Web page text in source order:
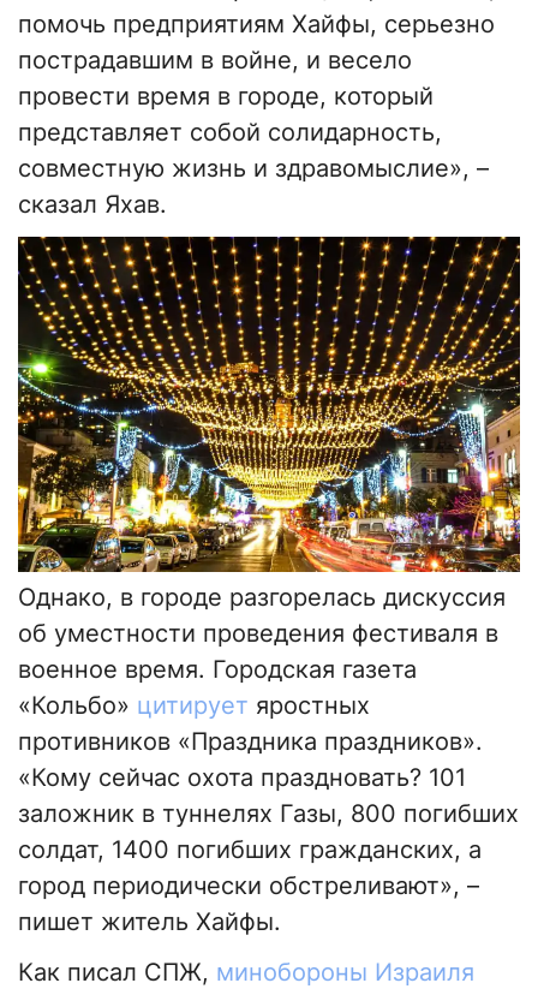
помочь предприятиям Хайфы, серьезно
пострадавшим в войне, и весело
провести время в городе, который
представляет собой солидарность,
совместную жизнь и здравомыслие», –
сказал Яхав.
Однако, в городе разгорелась дискуссия
об уместности проведения фестиваля в
военное время. Городская газета
«Кольбо» цитирует яростных
противников «Праздника праздников».
«Кому сейчас охота праздновать? 101
заложник в туннелях Газы, 800 погибших
солдат, 1400 погибших гражданских, а
город периодически обстреливают», –
пишет житель Хайфы.
Как писал СПЖ, минобороны Израиля